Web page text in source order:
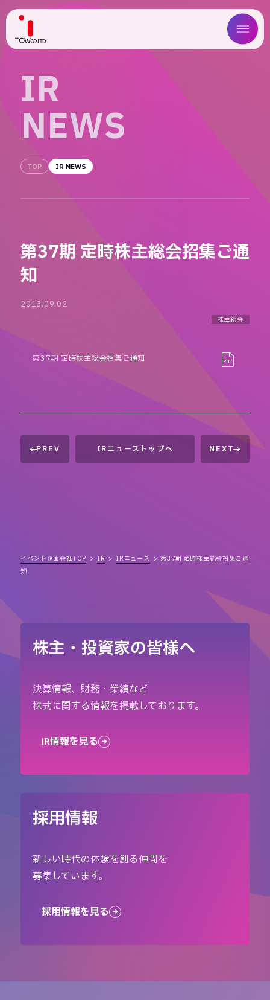
ABOUT US
WORKS
COMPANY
IR
IR
NEWS
TOP IR NEWS
第37期 定時株主総会招集ご通
知
2013.09.02
株主総会
第37期 定時株主総会招集ご通知
PREV IRニューストップへ NEXT
イベント企画会社TOP IR IRニュース
第37期 定時株主総会招集ご通
知
株主・投資家の皆様へ
決算情報、財務・業績など
株式に関する情報を掲載しております。
IR情報を見る
採用情報
新しい時代の体験を創る仲間を
募集しています。
採用情報を見る